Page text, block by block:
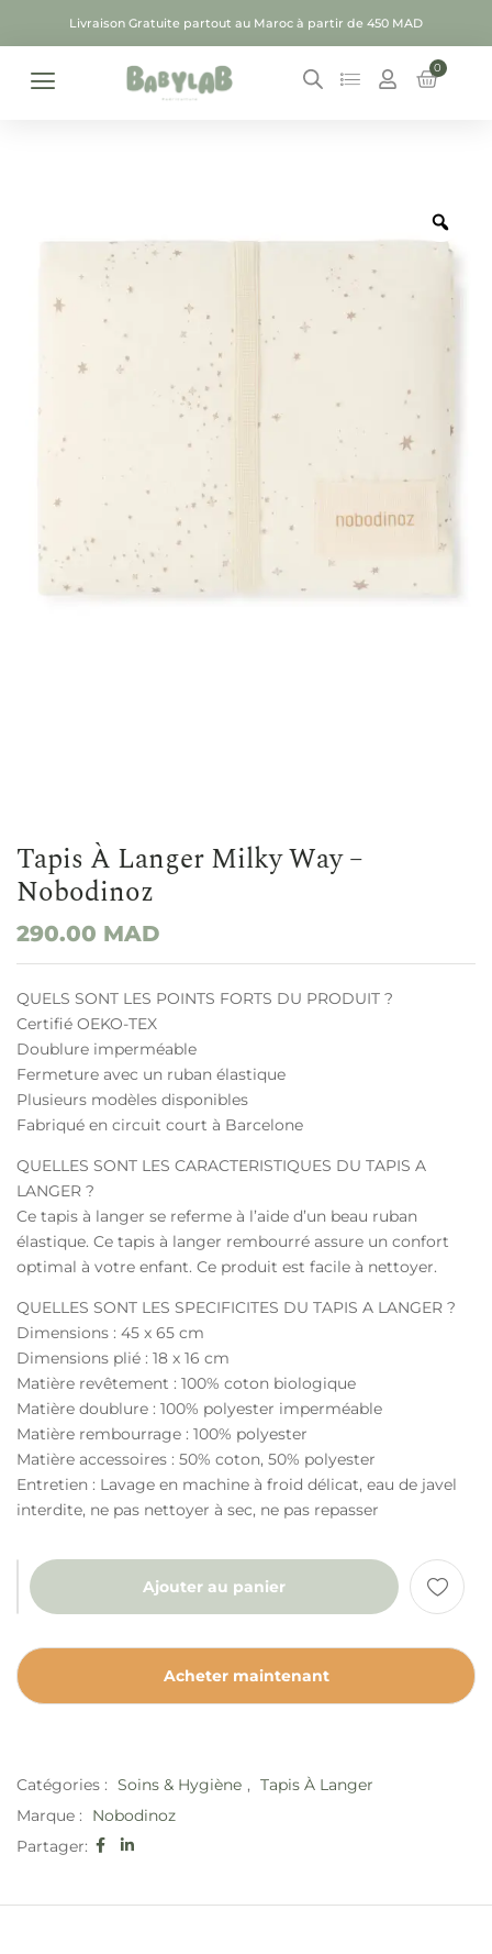
Livraison Gratuite partout au Maroc à partir de 450 MAD
0
Tapis À Langer Milky Way –
Nobodinoz
290.00 MAD
QUELS SONT LES POINTS FORTS DU PRODUIT ?
Certifié OEKO-TEX
Doublure imperméable
Fermeture avec un ruban élastique
Plusieurs modèles disponibles
Fabriqué en circuit court à Barcelone
QUELLES SONT LES CARACTERISTIQUES DU TAPIS A
LANGER ?
Ce tapis à langer se referme à l’aide d’un beau ruban
élastique. Ce tapis à langer rembourré assure un confort
optimal à votre enfant. Ce produit est facile à nettoyer.
QUELLES SONT LES SPECIFICITES DU TAPIS A LANGER ?
Dimensions : 45 x 65 cm
Dimensions plié : 18 x 16 cm
Matière revêtement : 100% coton biologique
Matière doublure : 100% polyester imperméable
Matière rembourrage : 100% polyester
Matière accessoires : 50% coton, 50% polyester
Entretien : Lavage en machine à froid délicat, eau de javel
interdite, ne pas nettoyer à sec, ne pas repasser
Ajouter au panier
Acheter maintenant
Catégories : Soins & Hygiène , Tapis À Langer
Marque :
Nobodinoz
Partager: